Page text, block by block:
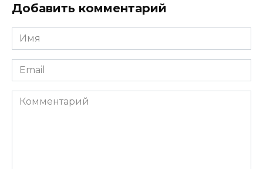
Добавить комментарий
Имя
*
Email
*
Комментарий